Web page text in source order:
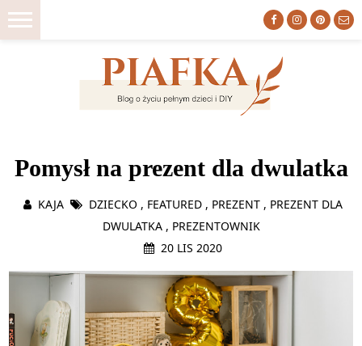
DIY
DO DRUKU
ORGANIZACJA
MACIERZYŃSTWO
LIFESTYLE
O NAS
Pomysł na prezent dla dwulatka
KAJA DZIECKO , FEATURED , PREZENT , PREZENT DLA
DWULATKA , PREZENTOWNIK
20 LIS 2020